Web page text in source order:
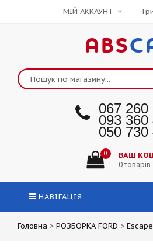
МІЙ АККАУНТ
ABS
067 260
093 360
050 730
0 ВАШ
0
НАВІГАЦІЯ
Головна > РОЗБОРКА FORD >